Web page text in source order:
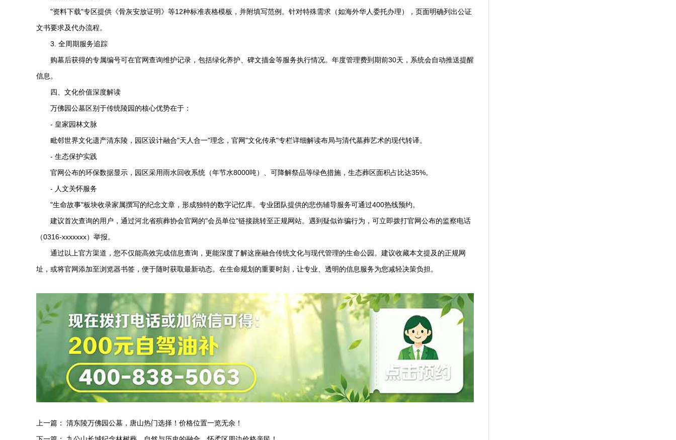
"资料下载"专区提供《骨灰安放证明》等12种标准表格模板，并附填写范例。针对特殊需求（如海外华人委托办理），页面明确列出公证
文书要求及代办流程。
3. 全周期服务追踪
购墓后获得的专属编号可在官网查询维护记录，包括绿化养护、碑文描金等服务执行情况。年度管理费到期前30天，系统会自动推送提醒
信息。
四、文化价值深度解读
万佛园公墓区别于传统陵园的核心优势在于：
- 皇家园林文脉
毗邻世界文化遗产清东陵，园区设计融合"天人合一"理念，官网"文化传承"专栏详细解读布局与清代墓葬艺术的现代转译。
- 生态保护实践
官网公布的环保数据显示，园区采用雨水回收系统（年节水8000吨）、可降解祭品等绿色措施，生态葬区面积占比达35%。
- 人文关怀服务
"生命故事"板块收录家属撰写的纪念文章，形成独特的数字记忆库。专业团队提供的悲伤辅导服务可通过400热线预约。
建议首次查询的用户，通过河北省殡葬协会官网的"会员单位"链接跳转至正规网站。遇到疑似诈骗行为，可立即拨打官网公布的监察电话
（0316-xxxxxxx）举报。
通过以上官方渠道，您不仅能高效完成信息查询，更能深度了解这座融合传统文化与现代管理的生命公园。建议收藏本文提及的正规网
址，或将官网添加至浏览器书签，便于随时获取最新动态。在生命规划的重要时刻，让专业、透明的信息服务为您减轻决策负担。
上一篇： 清东陵万佛园公墓，唐山热门选择！价格位置一览无余！